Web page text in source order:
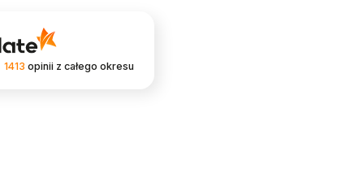
1413 opinii z całego okresu